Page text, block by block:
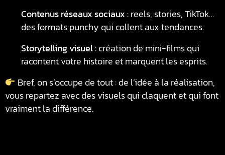
Contenus réseaux sociaux: reels, stories, TikTok…
des formats punchy qui collent aux tendances.
Storytelling visuel: création de mini-films qui
racontent votre histoire et marquent les esprits.
Bref, on s’occupe de tout : de l’idée à la réalisation,
vous repartez avec des visuels qui claquent et qui font
vraiment la différence.